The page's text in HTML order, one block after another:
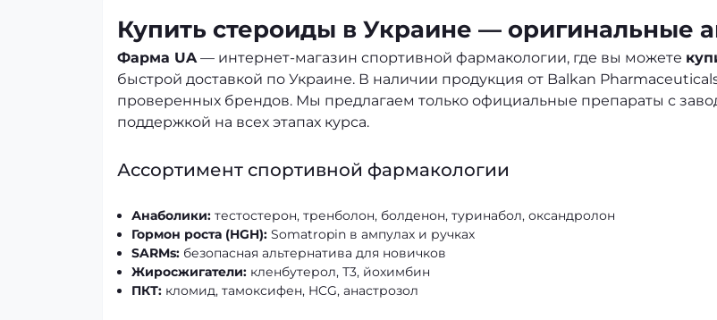
Купить стероиды в Украине — оригинальные
Фарма UA — интернет-магазин спортивной фармакологии, где вы можете
быстрой доставкой по Украине. В наличии продукция от Balkan
проверенных брендов. Мы предлагаем только официальные препараты с
поддержкой на всех этапах курса.
Ассортимент спортивной фармакологии
Анаболики: тестостерон, тренболон, болденон, туринабол, оксандролон
Гормон роста (HGH): Somatropin в ампулах и ручках
SARMs: безопасная альтернатива для новичков
Жиросжигатели: кленбутерол, Т3, йохимбин
ПКТ: кломид, тамоксифен, HCG, анастрозол